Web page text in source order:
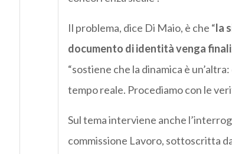
Il problema, dice Di Maio, è che “la
documento di identità venga
“sostiene che la dinamica è
tempo reale. Procediamo con le
Sul tema interviene anche
commissione Lavoro, sottoscritta